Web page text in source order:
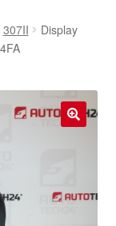
307II
Display